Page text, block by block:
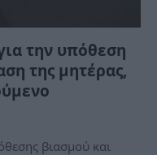
την υπόθεση
της μητέρας,
βιασμού και